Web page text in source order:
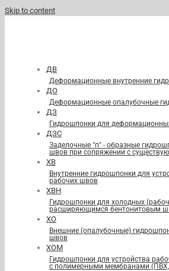
Skip to content
ДВ
Деформационные внутренние
ДО
Деформационные опалубочные
ДЗ
Гидрошпонки для
ДЗС
Заделочные "п" - образные
швов при сопряжении с
ХВ
Внутренние гидрошпонки для
рабочих швов
ХВН
Гидрошпонки для холодных
расширяющимся бентонитовым
ХО
Внешние (опалубочные)
швов
ХОМ
Гидрошпонки для устройства
с полимерными мембранами